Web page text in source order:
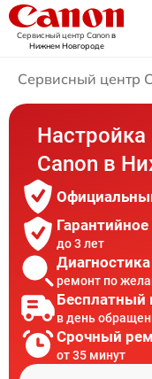
Сервисный центр Canonв
Нижнем Новгороде
Сервисный центр
Настройка
Canon в
до 3 лет
ремонт по
Бесплатный
в день
Срочный
от 35 минут